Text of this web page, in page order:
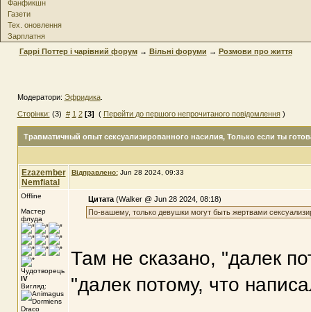
Фанфикшн
Газети
Тех. оновлення
Зарплатня
Гаррі Поттер і чарівний форум→ Вільні форуми → Розмови про життя
Модератори: Эфридика.
Сторінки: (3) # 1 2 [3] ( Перейти до першого непрочитаного повідомлення)
Травматичный опыт сексуализированного насилия, Только если ты
Ezazember
Nemfiatal
Відправлено: Jun 28 2024, 09:33
Offline
Мастер
флуда
Чудотворець
IV
Вигляд:
Цитата (Walker @ Jun 28 2024, 08:18)
По-вашему, только девушки могут быть жертвами
Там не сказано, "далек
"далек потому, что